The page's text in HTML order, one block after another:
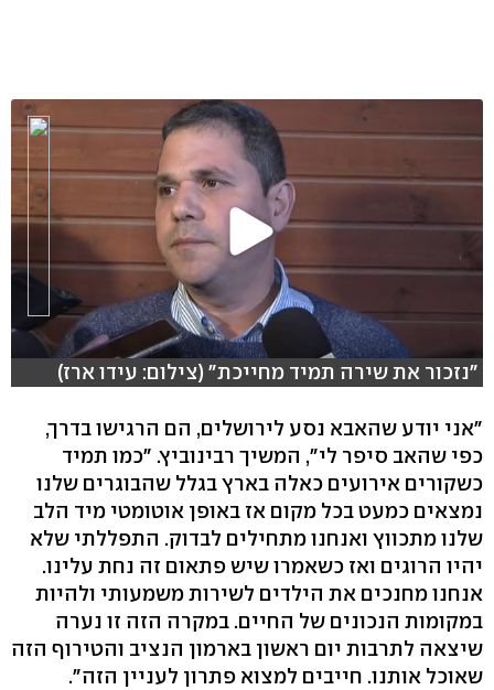
"נזכור את שירה תמיד מחייכת" (צילום: עידו ארז)
"אני יודע שהאבא נסע לירושלים, הם הרגישו בדרך,
כפי שהאב סיפר לי", המשיך רבינוביץ. "כמו תמיד
כשקורים אירועים כאלה בארץ בגלל שהבוגרים שלנו
נמצאים כמעט בכל מקום אז באופן אוטומטי מיד הלב
שלנו מתכווץ ואנחנו מתחילים לבדוק. התפללתי שלא
יהיו הרוגים ואז כשאמרו שיש פתאום זה נחת עלינו.
אנחנו מחנכים את הילדים לשירות משמעותי ולהיות
במקומות הנכונים של החיים. במקרה הזה זו נערה
שיצאה לתרבות יום ראשון בארמון הנציב והטירוף הזה
שאוכל אותנו. חייבים למצוא פתרון לעניין הזה".